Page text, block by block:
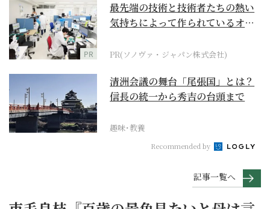
PR
最先端の技術と技術者たちの熱い
気持ちによって作られているオー
PR(ソノヴァ・ジャパン株式会社)
清洲会議の舞台「尾張国」とは？
信長の統一から秀吉の台頭まで
趣味･教養
Recommended by
記事一覧へ